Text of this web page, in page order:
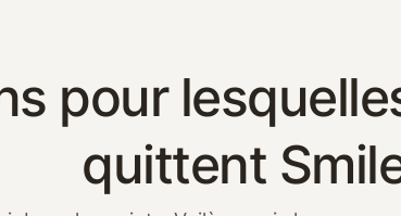
pour
quittent